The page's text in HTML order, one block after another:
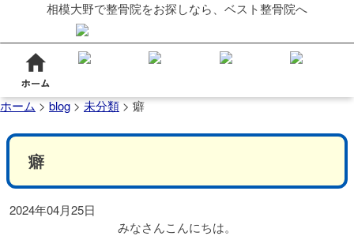
相模大野で整骨院をお探しなら、ベスト整骨院へ
ホーム>blog>未分類>癖
癖
2024年04月25日
みなさんこんにちは。